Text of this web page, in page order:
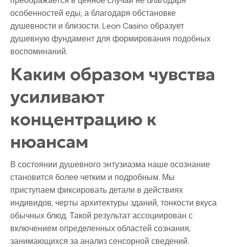
особенностей еды, а благодаря обстановке
душевности и близости. Leon Casino образует
душевную фундамент для формирования подобных
воспоминаний.
Каким образом чувства
усиливают
концентрацию к
нюансам
В состоянии душевного энтузиазма наше осознание
становится более четким и подробным. Мы
приступаем фиксировать детали в действиях
индивидов, черты архитектуры зданий, тонкости вкуса
обычных блюд. Такой результат ассоциирован с
включением определенных областей сознания,
занимающихся за анализ сенсорной сведений.